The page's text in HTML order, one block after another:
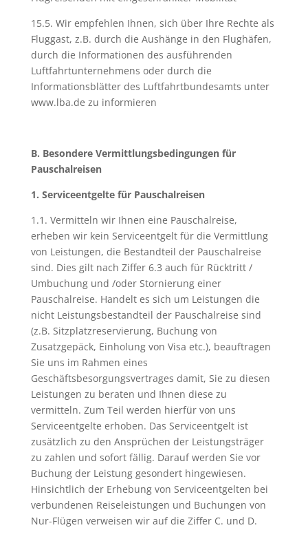
15.5. Wir empfehlen Ihnen, sich über Ihre Rechte als
Fluggast, z.B. durch die Aushänge in den Flughäfen,
durch die Informationen des ausführenden
Luftfahrtunternehmens oder durch die
Informationsblätter des Luftfahrtbundesamts unter
www.lba.de zu informieren
B. Besondere Vermittlungsbedingungen für
Pauschalreisen
1. Serviceentgelte für Pauschalreisen
1.1. Vermitteln wir Ihnen eine Pauschalreise,
erheben wir kein Serviceentgelt für die Vermittlung
von Leistungen, die Bestandteil der Pauschalreise
sind. Dies gilt nach Ziffer 6.3 auch für Rücktritt /
Umbuchung und /oder Stornierung einer
Pauschalreise. Handelt es sich um Leistungen die
nicht Leistungsbestandteil der Pauschalreise sind
(z.B. Sitzplatzreservierung, Buchung von
Zusatzgepäck, Einholung von Visa etc.), beauftragen
Sie uns im Rahmen eines
Geschäftsbesorgungsvertrages damit, Sie zu diesen
Leistungen zu beraten und Ihnen diese zu
vermitteln. Zum Teil werden hierfür von uns
Serviceentgelte erhoben. Das Serviceentgelt ist
zusätzlich zu den Ansprüchen der Leistungsträger
zu zahlen und sofort fällig. Darauf werden Sie vor
Buchung der Leistung gesondert hingewiesen.
Hinsichtlich der Erhebung von Serviceentgelten bei
verbundenen Reiseleistungen und Buchungen von
Nur-Flügen verweisen wir auf die Ziffer C. und D.